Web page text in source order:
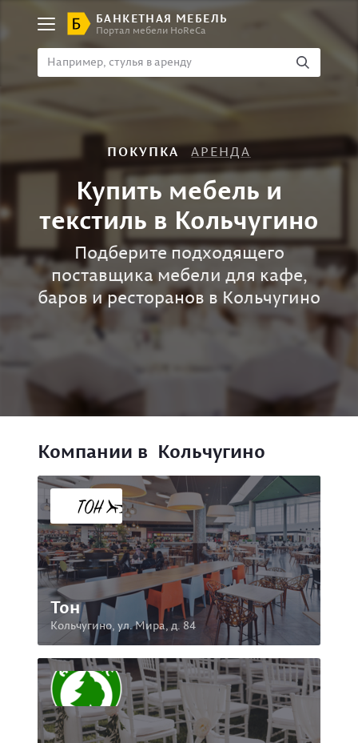
БАНКЕТНАЯ МЕБЕЛЬ
Портал мебели HoReCa
ПОКУПКА АРЕНДА
Купить мебель и
текстиль в Кольчугино
Подберите подходящего
поставщика мебели для кафе,
баров и ресторанов в Кольчугино
Компании в Кольчугино
Тон
Кольчугино, ул. Мира, д. 84